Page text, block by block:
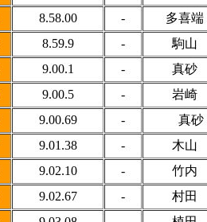
8.58.00 -
多喜
8.59.9 -
駒山
9.00.1 -
真砂
9.00.5 -
岩崎
9.00.69 -
真
9.01.38 -
木山
9.02.10 -
竹内
9.02.67 -
村田